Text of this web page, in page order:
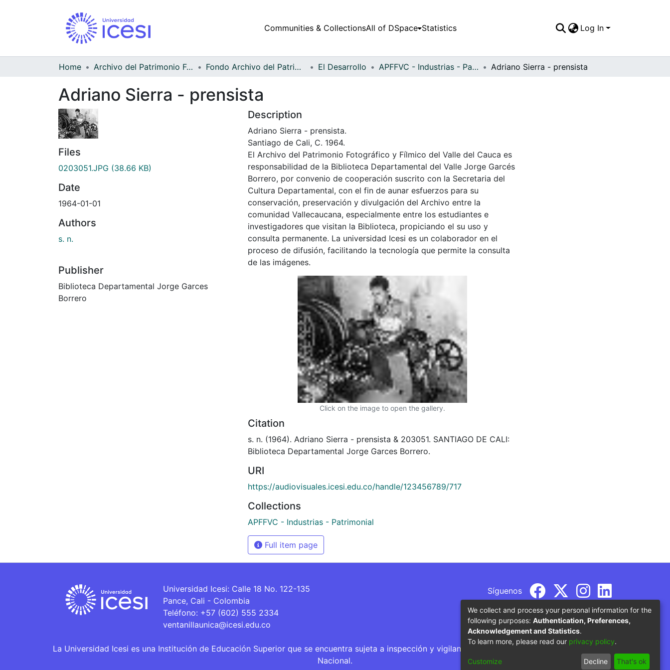
Communities & CollectionsAll of DSpace Statistics Log In
Home Archivo del Patrimonio Fotográfico y Fílmico del Valle del Cauca Fondo Archivo del Patrimonio Fotográfico y Fílmico del Valle del Cauca El Desarrollo APFFVC - Industrias - Patrimonial Adriano Sierra - prensista
Adriano Sierra - prensista
Files
0203051.JPG (38.66 KB)
Date
1964-01-01
Authors
s. n.
Publisher
Biblioteca Departamental Jorge Garces
Borrero
Description
Adriano Sierra - prensista.
Santiago de Cali, C. 1964.
El Archivo del Patrimonio Fotográfico y Fílmico del Valle del Cauca es
responsabilidad de la Biblioteca Departamental del Valle Jorge Garcés
Borrero, por convenio de cooperación suscrito con la Secretaria del
Cultura Departamental, con el fin de aunar esfuerzos para su
conservación, preservación y divulgación del Archivo entre la
comunidad Vallecaucana, especialmente entre los estudiantes e
investigadores que visitan la Biblioteca, propiciando el su uso y
consulta permanente. La universidad Icesi es un colaborador en el
proceso de difusión, facilitando la tecnología que permite la consulta
de las imágenes.
Click on the image to open the gallery.
Citation
s. n. (1964). Adriano Sierra - prensista & 203051. SANTIAGO DE CALI:
Biblioteca Departamental Jorge Garces Borrero.
URI
https://audiovisuales.icesi.edu.co/handle/123456789/717
Collections
APFFVC - Industrias - Patrimonial
Full item page
Universidad Icesi: Calle 18 No. 122-135
Pance, Cali - Colombia
Teléfono: +57 (602) 555 2334
ventanillaunica@icesi.edu.co
Síguenos
La Universidad Icesi es una Institución de Educación Superior que se encuentra sujeta a inspección y vigilancia por parte del Ministerio de Educación
Nacional.
We collect and process your personal information for the
following purposes: Authentication, Preferences,
Acknowledgement and Statistics.
To learn more, please read our privacy policy.
Customize Decline That's ok